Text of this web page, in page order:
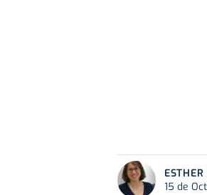
15 de